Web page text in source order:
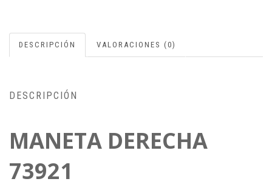
DESCRIPCIÓN VALORACIONES (0)
DESCRIPCIÓN
MANETA DERECHA
73921